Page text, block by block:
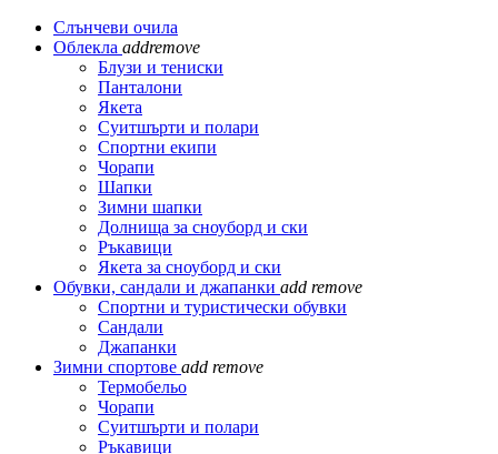
Слънчеви очила
Облекла addremove
Блузи и тениски
Панталони
Якета
Суитшърти и полари
Спортни екипи
Чорапи
Шапки
Зимни шапки
Долнища за сноуборд и ски
Ръкавици
Якета за сноуборд и ски
Обувки, сандали и джапанки add remove
Спортни и туристически обувки
Сандали
Джапанки
Зимни спортове add remove
Термобельо
Чорапи
Суитшърти и полари
Ръкавици